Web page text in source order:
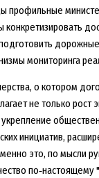
профильные
мониторинга
о котором
не только рост
укрепление
инициатив,
это, по мысли
по‑настоящему